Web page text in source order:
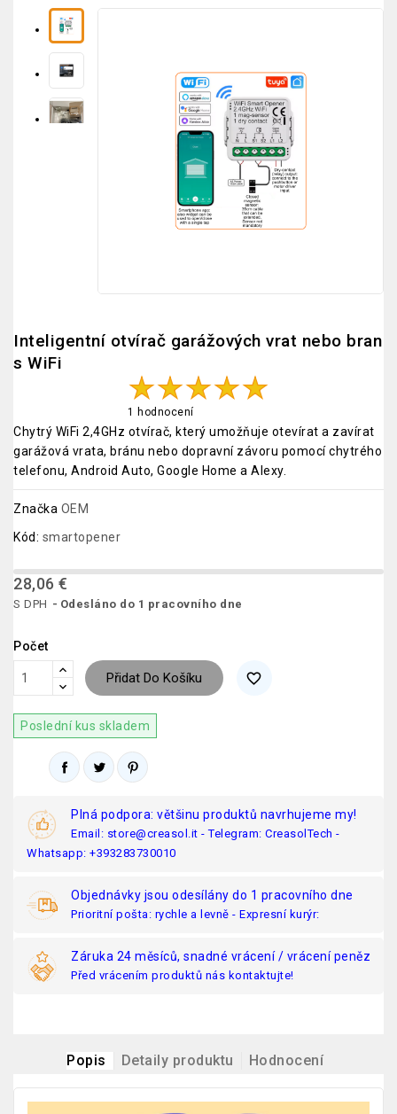
Inteligentní otvírač garážových vrat nebo bran
s WiFi
1 hodnocení
Chytrý WiFi 2,4GHz otvírač, který umožňuje otevírat a zavírat
garážová vrata, bránu nebo dopravní závoru pomocí chytrého
telefonu, Android Auto, Google Home a Alexy.
Značka OEM
Kód: smartopener
28,06 €
S DPH Odesláno do 1 pracovního dne
Počet
Přidat Do Košíku favorite_border
Poslední kus skladem
Plná podpora: většinu produktů navrhujeme my!
Email: store@creasol.it - Telegram: CreasolTech -
Whatsapp: +393283730010
Objednávky jsou odesílány do 1 pracovního dne
Prioritní pošta: rychle a levně - Expresní kurýr:
Záruka 24 měsíců, snadné vrácení / vrácení peněz
Před vrácením produktů nás kontaktujte!
Popis Detaily produktu Hodnocení